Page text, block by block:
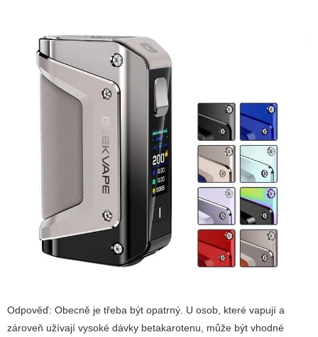
Odpověď: Obecně je třeba být opatrný. U osob, které vapují a
zároveň užívají vysoké dávky betakarotenu, může být vhodné